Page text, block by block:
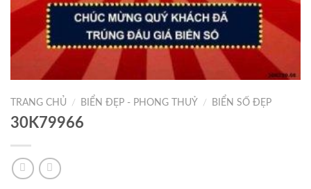
TRANG CHỦ / BIỂN ĐẸP - PHONG THUỶ / BIỂN SỐ ĐẸP
30K79966